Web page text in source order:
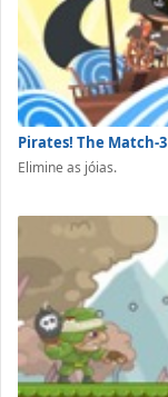
Pirates! The Match-3
Elimine as jóias.